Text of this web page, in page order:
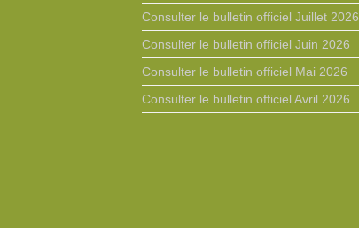
Consulter le bulletin officiel Juillet 2026
Consulter le bulletin officiel Juin 2026
Consulter le bulletin officiel Mai 2026
Consulter le bulletin officiel Avril 2026